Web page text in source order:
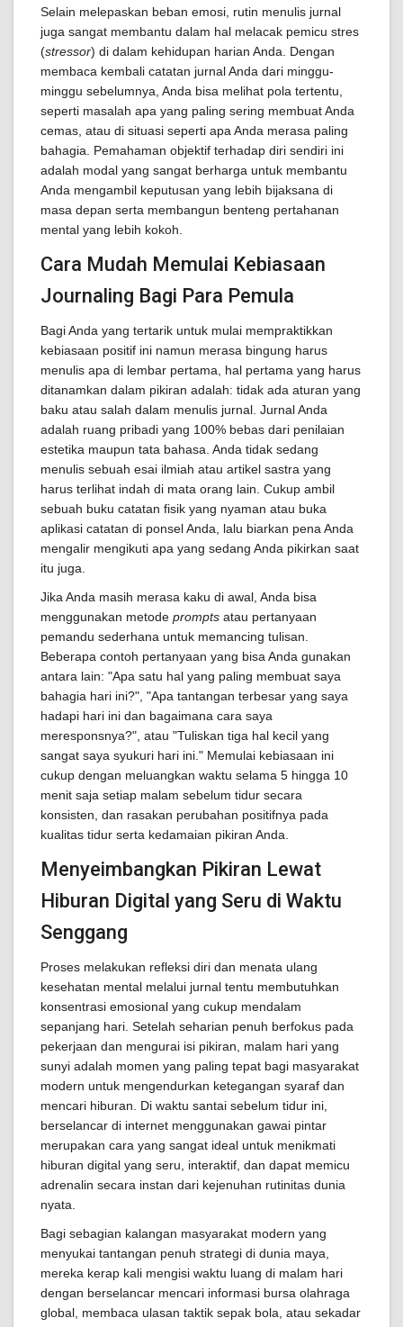
Selain melepaskan beban emosi, rutin menulis jurnal
juga sangat membantu dalam hal melacak pemicu stres
(stressor) di dalam kehidupan harian Anda. Dengan
membaca kembali catatan jurnal Anda dari minggu-
minggu sebelumnya, Anda bisa melihat pola tertentu,
seperti masalah apa yang paling sering membuat Anda
cemas, atau di situasi seperti apa Anda merasa paling
bahagia. Pemahaman objektif terhadap diri sendiri ini
adalah modal yang sangat berharga untuk membantu
Anda mengambil keputusan yang lebih bijaksana di
masa depan serta membangun benteng pertahanan
mental yang lebih kokoh.
Cara Mudah Memulai Kebiasaan
Journaling Bagi Para Pemula
Bagi Anda yang tertarik untuk mulai mempraktikkan
kebiasaan positif ini namun merasa bingung harus
menulis apa di lembar pertama, hal pertama yang harus
ditanamkan dalam pikiran adalah: tidak ada aturan yang
baku atau salah dalam menulis jurnal. Jurnal Anda
adalah ruang pribadi yang 100% bebas dari penilaian
estetika maupun tata bahasa. Anda tidak sedang
menulis sebuah esai ilmiah atau artikel sastra yang
harus terlihat indah di mata orang lain. Cukup ambil
sebuah buku catatan fisik yang nyaman atau buka
aplikasi catatan di ponsel Anda, lalu biarkan pena Anda
mengalir mengikuti apa yang sedang Anda pikirkan saat
itu juga.
Jika Anda masih merasa kaku di awal, Anda bisa
menggunakan metode prompts atau pertanyaan
pemandu sederhana untuk memancing tulisan.
Beberapa contoh pertanyaan yang bisa Anda gunakan
antara lain: "Apa satu hal yang paling membuat saya
bahagia hari ini?", "Apa tantangan terbesar yang saya
hadapi hari ini dan bagaimana cara saya
meresponsnya?", atau "Tuliskan tiga hal kecil yang
sangat saya syukuri hari ini." Memulai kebiasaan ini
cukup dengan meluangkan waktu selama 5 hingga 10
menit saja setiap malam sebelum tidur secara
konsisten, dan rasakan perubahan positifnya pada
kualitas tidur serta kedamaian pikiran Anda.
Menyeimbangkan Pikiran Lewat
Hiburan Digital yang Seru di Waktu
Senggang
Proses melakukan refleksi diri dan menata ulang
kesehatan mental melalui jurnal tentu membutuhkan
konsentrasi emosional yang cukup mendalam
sepanjang hari. Setelah seharian penuh berfokus pada
pekerjaan dan mengurai isi pikiran, malam hari yang
sunyi adalah momen yang paling tepat bagi masyarakat
modern untuk mengendurkan ketegangan syaraf dan
mencari hiburan. Di waktu santai sebelum tidur ini,
berselancar di internet menggunakan gawai pintar
merupakan cara yang sangat ideal untuk menikmati
hiburan digital yang seru, interaktif, dan dapat memicu
adrenalin secara instan dari kejenuhan rutinitas dunia
nyata.
Bagi sebagian kalangan masyarakat modern yang
menyukai tantangan penuh strategi di dunia maya,
mereka kerap kali mengisi waktu luang di malam hari
dengan berselancar mencari informasi bursa olahraga
global, membaca ulasan taktik sepak bola, atau sekadar